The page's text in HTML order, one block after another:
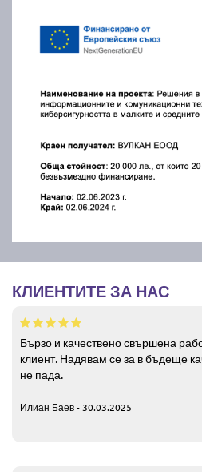
КЛИЕНТИТЕ ЗА НАС
Бързо и качествено свършена
клиент. Надявам се за в бъдеще
не пада.
Илиан Баев - 30.03.2025